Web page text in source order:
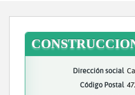
Dirección social
Código Postal